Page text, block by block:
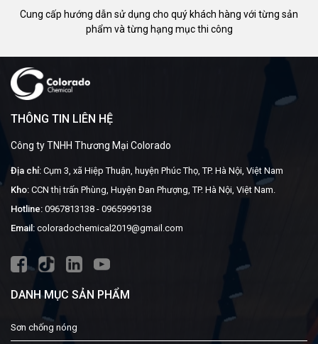
Cung cấp hướng dẫn sử dụng cho quý khách hàng với từng sản
phẩm và từng hạng mục thi công
THÔNG TIN LIÊN HỆ
Công ty TNHH Thương Mại Colorado
Địa chỉ: Cụm 3, xã Hiệp Thuận, huyện Phúc Thọ, TP. Hà Nội, Việt Nam
Kho: CCN thị trấn Phùng, Huyện Đan Phượng, TP. Hà Nội, Việt Nam.
Hotline: 0967813138 - 0965999138
Email: coloradochemical2019@gmail.com
DANH MỤC SẢN PHẨM
Sơn chống nóng